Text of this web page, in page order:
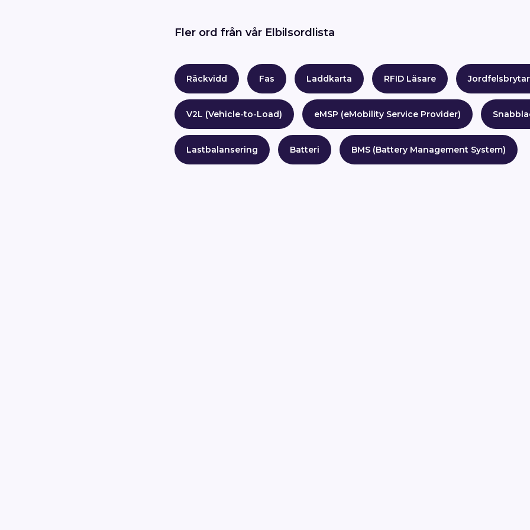
Fler ord från vår Elbilsordlista
Räckvidd Fas Laddkarta RFID Läsare
V2L (Vehicle-to-Load) eMSP (eMobility Service Provider)
Lastbalansering Batteri BMS (Battery Management System)